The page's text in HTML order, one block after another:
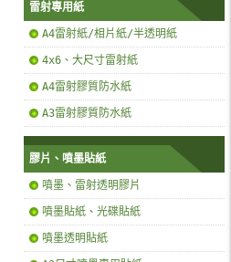
雷射專用紙
A4雷射紙/相片紙/半透明紙
4x6、大尺寸雷射紙
A4雷射膠質防水紙
A3雷射膠質防水紙
膠片、噴墨貼紙
噴墨、雷射透明膠片
噴墨貼紙、光碟貼紙
噴墨透明貼紙